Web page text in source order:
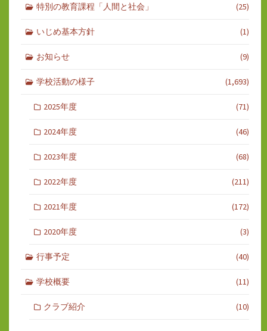
特別の教育課程「人間と社会」 (25)
いじめ基本方針 (1)
お知らせ (9)
学校活動の様子 (1,693)
2025年度 (71)
2024年度 (46)
2023年度 (68)
2022年度 (211)
2021年度 (172)
2020年度 (3)
行事予定 (40)
学校概要 (11)
クラブ紹介 (10)